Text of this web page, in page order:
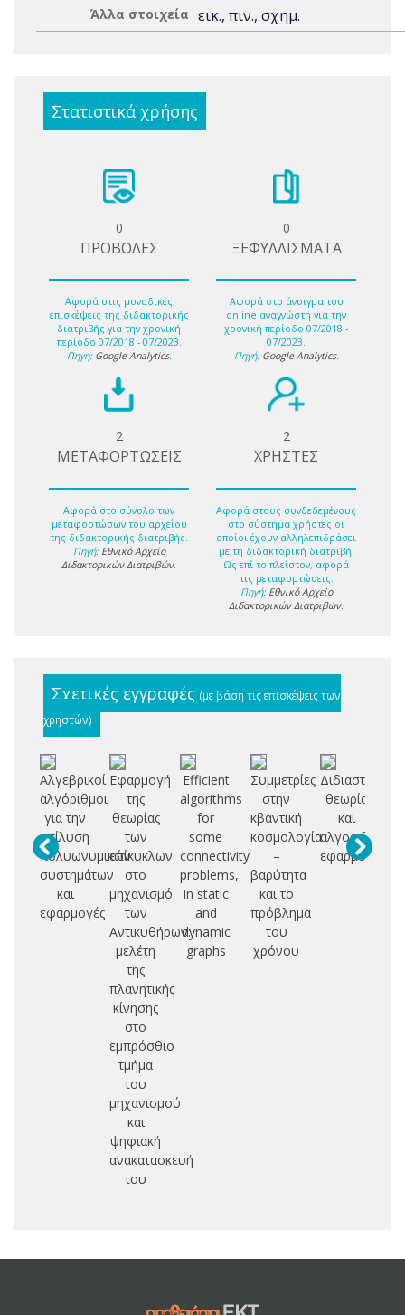
Άλλα στοιχεία εικ., πιν., σχημ.
Στατιστικά χρήσης
0
ΠΡΟΒΟΛΕΣ
Αφορά στις μοναδικές
επισκέψεις της διδακτορικής
διατριβής για την χρονική
περίοδο 07/2018 - 07/2023.
Πηγή: Google Analytics.
0
ΞΕΦΥΛΛΙΣΜΑΤΑ
Αφορά στο άνοιγμα του
online αναγνώστη για την
χρονική περίοδο 07/2018 -
07/2023.
Πηγή: Google Analytics.
2
ΜΕΤΑΦΟΡΤΩΣΕΙΣ
Αφορά στο σύνολο των
μεταφορτώσων του αρχείου
της διδακτορικής διατριβής.
Πηγή: Εθνικό Αρχείο
Διδακτορικών Διατριβών.
2
ΧΡΗΣΤΕΣ
Αφορά στους συνδεδεμένους
στο σύστημα χρήστες οι
οποίοι έχουν αλληλεπιδράσει
με τη διδακτορική διατριβή.
Ως επί το πλείστον, αφορά
τις μεταφορτώσεις.
Πηγή: Εθνικό Αρχείο
Διδακτορικών Διατριβών.
Σχετικές εγγραφές (με βάση τις επισκέψεις των
χρηστών)
Αλγεβρικοί
αλγόριθμοι
για την
επίλυση
πολυωνυμικών
συστημάτων
και
εφαρμογές
Εφαρμογή
της
θεωρίας
των
επίκυκλων
στο
μηχανισμό
των
Αντικυθήρων:
μελέτη
της
πλανητικής
κίνησης
στο
εμπρόσθιο
τμήμα
του
μηχανισμού
και
ψηφιακή
ανακατασκευή
του
Efficient
algorithms
for
some
connectivity
problems,
in static
and
dynamic
graphs
Συμμετρίες
στην
κβαντική
κοσμολογία
–
βαρύτητα
και το
πρόβλημα
του
χρόνου
θεωρία
και
αλγοριθμικές
εφαρμογές